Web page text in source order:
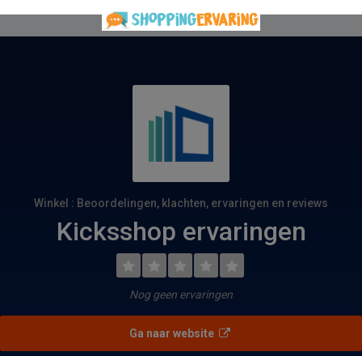
Winkel : Beoordelingen, klachten, ervaringen en reviews
Kicksshop ervaringen
Nog geen ervaringen
Ga naar website